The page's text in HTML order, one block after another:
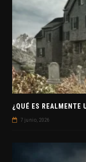
¿QUÉ ES REALMENTE
7 junio, 2026